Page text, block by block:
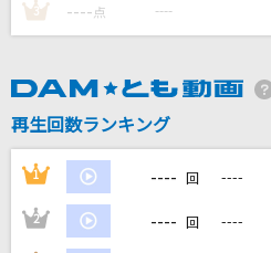
ツキミソウ
シャ乱Q
3 ---- 点 ----
再生回数ランキング
1 ---- 回 ----
2 ---- 回 ----